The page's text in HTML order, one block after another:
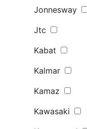
Jonnesway
Jtc
Kabat
Kalmar
Kamaz
Kawasaki